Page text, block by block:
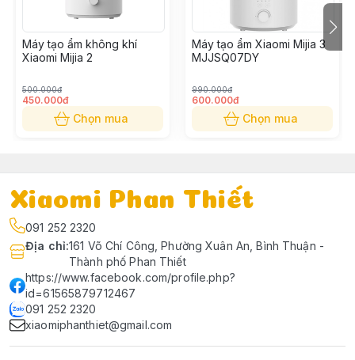
Máy tạo ẩm không khí
Xiaomi Mijia 2
500.000đ
450.000đ
Chọn mua
Máy tạo ẩm Xiaomi Mijia 3
MJJSQ07DY
990.000đ
600.000đ
Chọn mua
Xiaomi Phan Thiết
091 252 2320
Địa chỉ:161 Võ Chí Công, Phường Xuân An, Bình Thuận -
Thành phố Phan Thiết
https://www.facebook.com/profile.php?
id=61565879712467
091 252 2320
xiaomiphanthiet@gmail.com